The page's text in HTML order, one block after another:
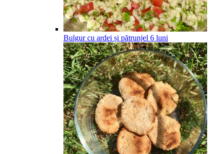
Bulgur cu ardei și pătrunjel 6 luni